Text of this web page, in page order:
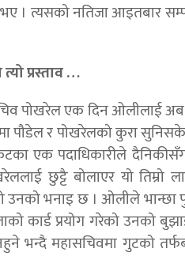
। त्यसको नतिजा आइतबार
प्रस्ताव …
पोखरेल एक दिन ओलीलाई अब
पौडेल र पोखरेलको कुरा
एक पदाधिकारीले
छुट्टै बोलाएर यो
भनाइ छ । ओलीले भान्छा
कार्ड प्रयोग गरेको उनको
भन्दै महासचिवमा गुटको